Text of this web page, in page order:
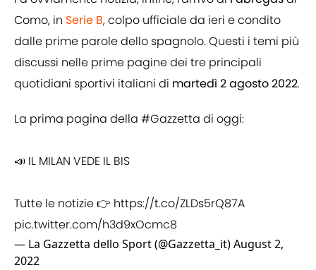
Como, in Serie B, colpo ufficiale da ieri e condito
dalle prime parole dello spagnolo. Questi i temi più
discussi nelle prime pagine dei tre principali
quotidiani sportivi italiani di martedì 2 agosto 2022.
La prima pagina della #Gazzetta di oggi:
📣 IL MILAN VEDE IL BIS
Tutte le notizie 👉 https://t.co/ZLDs5rQ87A
pic.twitter.com/h3d9xOcmc8
— La Gazzetta dello Sport (@Gazzetta_it)August 2,
2022